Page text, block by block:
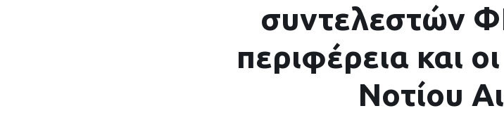
συντελεστών
περιφέρεια και
Νοτίου